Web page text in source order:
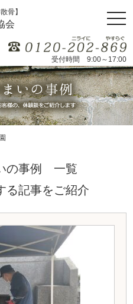
骨】
会
受付時間 9:00～17:00
の事例 一覧
る記事をご紹介